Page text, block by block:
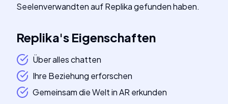
Seelenverwandten auf Replika gefunden haben.
Replika's Eigenschaften
Über alles chatten
Ihre Beziehung erforschen
Gemeinsam die Welt in AR erkunden